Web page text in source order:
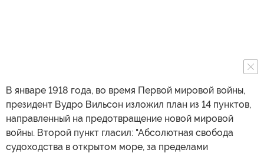
В январе 1918 года, во время Первой мировой войны,
президент Вудро Вильсон изложил план из 14 пунктов,
направленный на предотвращение новой мировой
войны. Второй пункт гласил: "Абсолютная свобода
судоходства в открытом море, за пределами